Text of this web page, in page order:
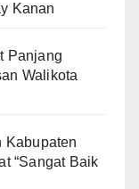
Kanan
Panjang
Walikota
Kabupaten
“Sangat Baik